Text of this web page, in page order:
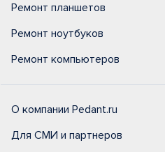
Ремонт планшетов
Ремонт ноутбуков
Ремонт компьютеров
О компании Pedant.ru
Для СМИ и партнеров